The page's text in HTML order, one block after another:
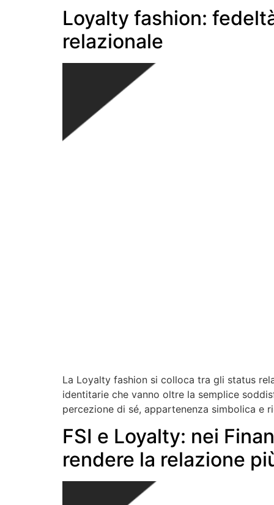
Loyalty fashion:
relazionale
La Loyalty fashion si colloca tra gli status
identitarie che vanno oltre la semplice
percezione di sé, appartenenza simbolica
FSI e Loyalty: nei
rendere la relazione